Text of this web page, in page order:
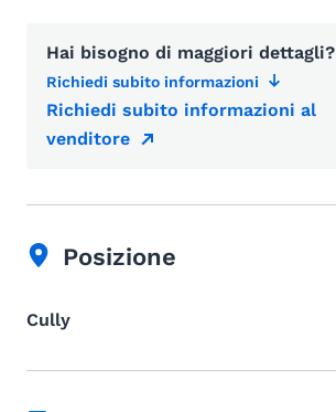
Hai bisogno di maggiori dettagli?
Richiedi subito informazioni
Richiedi subito informazioni al
venditore
Posizione
Cully